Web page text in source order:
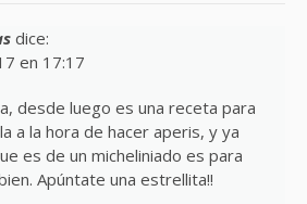
dice:
en 17:17
desde luego es una receta para
a la hora de hacer aperis, y ya
es de un micheliniado es para
Apúntate una estrellita!!